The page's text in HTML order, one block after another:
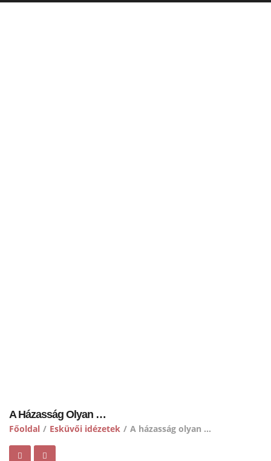
A Házasság Olyan …
Főoldal / Esküvői idézetek / A házasság olyan …